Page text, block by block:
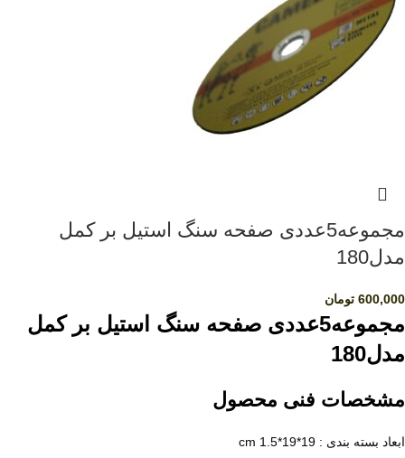
مجموعه5عددی صفحه سنگ استیل بر کمل
مدل180
600,000 تومان
مجموعه5عددی صفحه سنگ استیل بر کمل
مدل180
مشخصات فنی محصول
ابعاد بسته بندی : 19*19*1.5 cm